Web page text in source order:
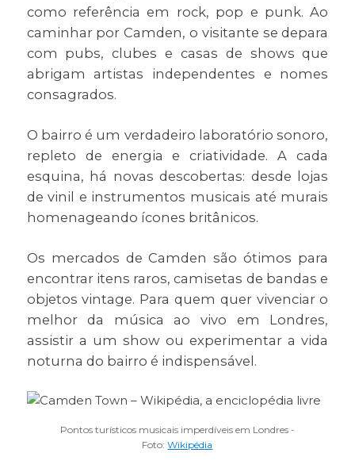
como referência em rock, pop e punk. Ao
caminhar por Camden, o visitante se depara
com pubs, clubes e casas de shows que
abrigam artistas independentes e nomes
consagrados.
O bairro é um verdadeiro laboratório sonoro,
repleto de energia e criatividade. A cada
esquina, há novas descobertas: desde lojas
de vinil e instrumentos musicais até murais
homenageando ícones britânicos.
Os mercados de Camden são ótimos para
encontrar itens raros, camisetas de bandas e
objetos vintage. Para quem quer vivenciar o
melhor da música ao vivo em Londres,
assistir a um show ou experimentar a vida
noturna do bairro é indispensável.
Pontos turísticos musicais imperdíveis em Londres -
Foto:Wikipédia